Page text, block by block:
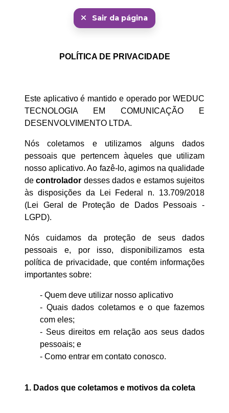
Privacy Policy
Sair da página
POLÍTICA DE PRIVACIDADE
Este aplicativo é mantido e operado por WEDUC
TECNOLOGIA EM COMUNICAÇÃO E
DESENVOLVIMENTO LTDA.
Nós coletamos e utilizamos alguns dados
pessoais que pertencem àqueles que utilizam
nosso aplicativo. Ao fazê-lo, agimos na qualidade
decontrolador desses dados e estamos sujeitos
às disposições da Lei Federal n. 13.709/2018
(Lei Geral de Proteção de Dados Pessoais -
LGPD).
Nós cuidamos da proteção de seus dados
pessoais e, por isso, disponibilizamos esta
política de privacidade, que contém informações
importantes sobre:
- Quem deve utilizar nosso aplicativo
- Quais dados coletamos e o que fazemos
com eles;
- Seus direitos em relação aos seus dados
pessoais; e
- Como entrar em contato conosco.
1. Dados que coletamos e motivos da coleta